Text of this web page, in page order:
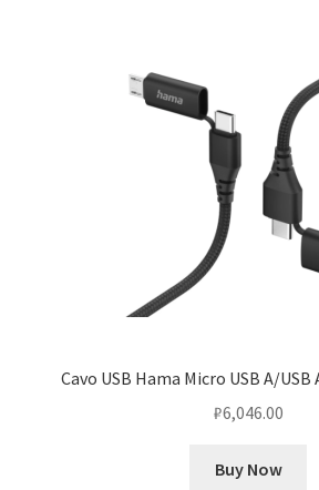
Cavo USB Hama Micro USB A/USB
₽6,046.00
Buy Now